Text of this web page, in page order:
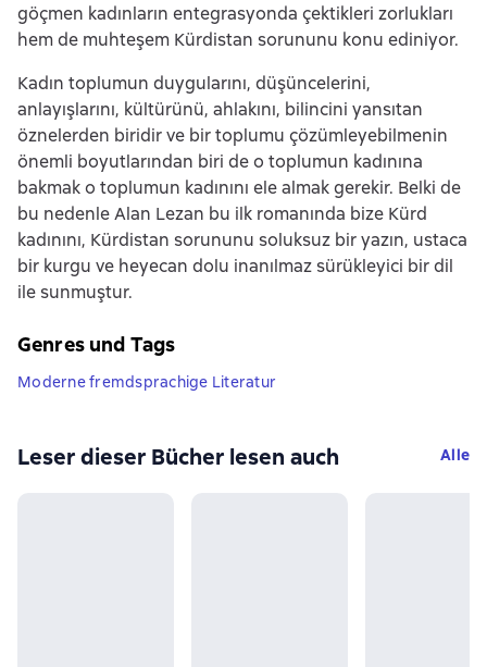
göçmen kadınların entegrasyonda çektikleri zorlukları
hem de muhteşem Kürdistan sorununu konu ediniyor.
Kadın toplumun duygularını, düşüncelerini,
anlayışlarını, kültürünü, ahlakını, bilincini yansıtan
öznelerden biridir ve bir toplumu çözümleyebilmenin
önemli boyutlarından biri de o toplumun kadınına
bakmak o toplumun kadınını ele almak gerekir. Belki de
bu nedenle Alan Lezan bu ilk romanında bize Kürd
kadınını, Kürdistan sorununu soluksuz bir yazın, ustaca
bir kurgu ve heyecan dolu inanılmaz sürükleyici bir dil
ile sunmuştur.
Genres und Tags
Moderne fremdsprachige Literatur
Leser dieser Bücher lesen auch Alle